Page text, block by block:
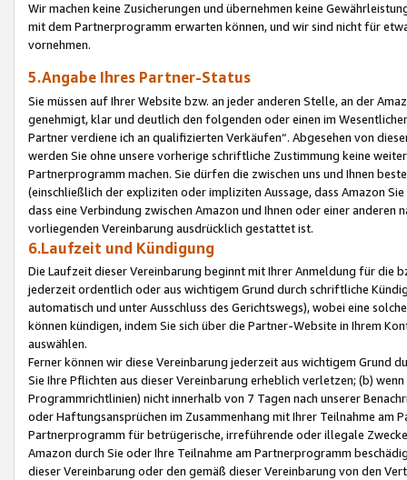
Wir machen keine Zusicherungen und übernehmen keine
mit dem Partnerprogramm erwarten können, und wir sind nicht für
vornehmen.
5.Angabe Ihres Partner-Status
Sie müssen auf Ihrer Website bzw. an jeder anderen Stelle, an der
genehmigt, klar und deutlich den folgenden oder einen im
Partner verdiene ich an qualifizierten Verkäufen“. Abgesehen von
werden Sie ohne unsere vorherige schriftliche Zustimmung keine
Partnerprogramm machen. Sie dürfen die zwischen uns und Ihnen
(einschließlich der expliziten oder impliziten Aussage, dass Amazon
dass eine Verbindung zwischen Amazon und Ihnen oder einer
vorliegenden Vereinbarung ausdrücklich gestattet ist.
6.Laufzeit und Kündigung
Die Laufzeit dieser Vereinbarung beginnt mit Ihrer Anmeldung für die
jederzeit ordentlich oder aus wichtigem Grund durch schriftliche
automatisch und unter Ausschluss des Gerichtswegs), wobei eine
können kündigen, indem Sie sich über die Partner-Website in Ihrem
auswählen.
Ferner können wir diese Vereinbarung jederzeit aus wichtigem Grund
Sie Ihre Pflichten aus dieser Vereinbarung erheblich verletzen; (b)
Programmrichtlinien) nicht innerhalb von 7 Tagen nach unserer
oder Haftungsansprüchen im Zusammenhang mit Ihrer Teilnahme am
Partnerprogramm für betrügerische, irreführende oder illegale
Amazon durch Sie oder Ihre Teilnahme am Partnerprogramm
dieser Vereinbarung oder den gemäß dieser Vereinbarung von den